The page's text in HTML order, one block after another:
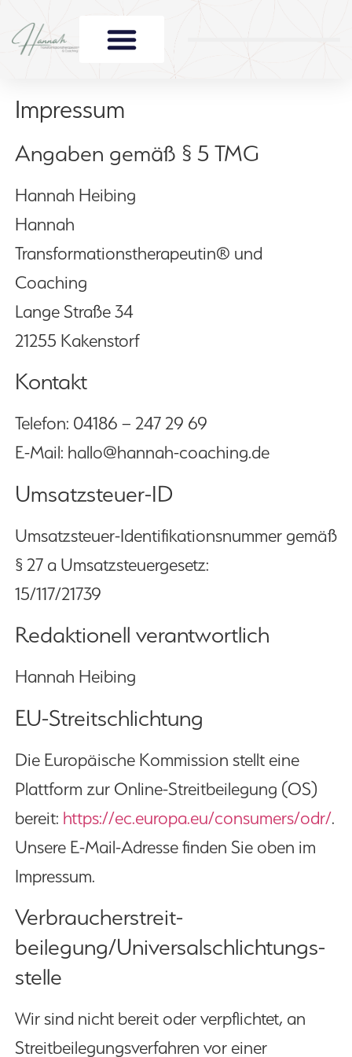
Impressum
Angaben gemäß § 5 TMG
Hannah Heibing
Hannah
Transformationstherapeutin® und
Coaching
Lange Straße 34
21255 Kakenstorf
Kontakt
Telefon: 04186 – 247 29 69
E-Mail: hallo@hannah-coaching.de
Umsatzsteuer-ID
Umsatzsteuer-Identifikationsnummer gemäß
§ 27 a Umsatzsteuergesetz:
15/117/21739
Redaktionell verantwortlich
Hannah Heibing
EU-Streitschlichtung
Die Europäische Kommission stellt eine
Plattform zur Online-Streitbeilegung (OS)
bereit: https://ec.europa.eu/consumers/odr/.
Unsere E-Mail-Adresse finden Sie oben im
Impressum.
Verbraucher­streit­
beilegung/Universal­schlichtungs­
stelle
Wir sind nicht bereit oder verpflichtet, an
Streitbeilegungsverfahren vor einer